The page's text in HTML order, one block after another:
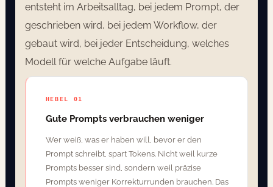
entsteht im Arbeitsalltag, bei jedem Prompt, der
geschrieben wird, bei jedem Workflow, der
gebaut wird, bei jeder Entscheidung, welches
Modell für welche Aufgabe läuft.
HEBEL 01
Gute Prompts verbrauchen weniger
Wer weiß, was er haben will, bevor er den
Prompt schreibt, spart Tokens. Nicht weil kurze
Prompts besser sind, sondern weil präzise
Prompts weniger Korrekturrunden brauchen. Das